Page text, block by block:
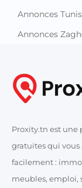
Annonces Tunis
Annonces
Proxity.tn est
gratuites qui vous
facilement :
meubles, emploi,